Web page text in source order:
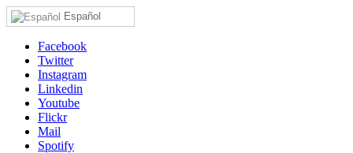
Español
Facebook
Twitter
Instagram
Linkedin
Youtube
Flickr
Mail
Spotify